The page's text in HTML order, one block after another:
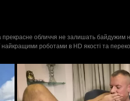
прекрасне обличчя не залишать байдужим
роботами в HD якості та